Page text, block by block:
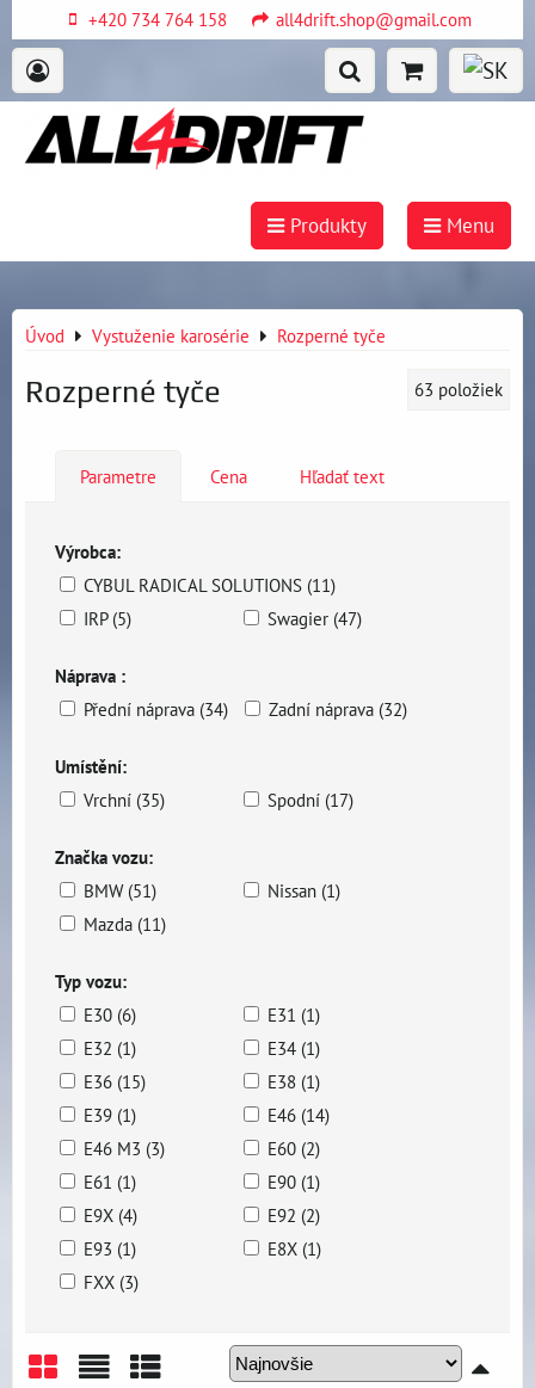
+420 734 764 158 all4drift.shop@gmail.com
Produkty Menu
Úvod Vystuženie karosérie Rozperné tyče
Rozperné tyče 63 položiek
Parametre Cena Hľadať text
Výrobca:
CYBUL RADICAL SOLUTIONS (11)
IRP (5)
Swagier (47)
Náprava :
Přední náprava (34)
Zadní náprava (32)
Umístění:
Vrchní (35)
Spodní (17)
Značka vozu:
BMW (51)
Nissan (1)
Mazda (11)
Typ vozu:
E30 (6)
E31 (1)
E32 (1)
E34 (1)
E36 (15)
E38 (1)
E39 (1)
E46 (14)
E46 M3 (3)
E60 (2)
E61 (1)
E90 (1)
E9X (4)
E92 (2)
E93 (1)
E8X (1)
FXX (3)